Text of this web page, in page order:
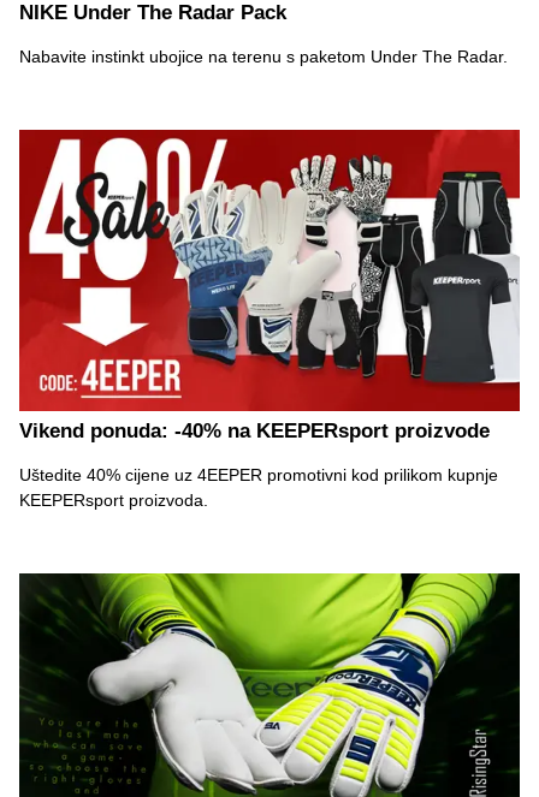
NIKE Under The Radar Pack
Nabavite instinkt ubojice na terenu s paketom Under The Radar.
Vikend ponuda: -40% na KEEPERsport proizvode
Uštedite 40% cijene uz 4EEPER promotivni kod prilikom kupnje
KEEPERsport proizvoda.